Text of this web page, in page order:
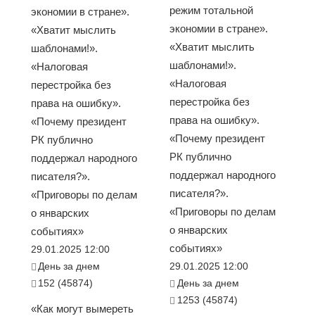
экономии в стране».
«Хватит мыслить
шаблонами!».
«Налоговая
перестройка без
права на ошибку».
«Почему президент
РК публично
поддержал народного
писателя?».
«Приговоры по делам
о январских
событиях»
29.01.2025 12:00
День за днем
152 (45874)
«Как могут вымереть
режим тотальной
экономии в стране».
«Хватит мыслить
шаблонами!».
«Налоговая
перестройка без
права на ошибку».
«Почему президент
РК публично
поддержал народного
писателя?».
«Приговоры по делам
о январских
событиях»
29.01.2025 12:00
День за днем
1253 (45874)